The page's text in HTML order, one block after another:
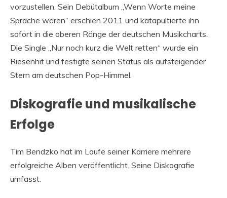
vorzustellen. Sein Debütalbum „Wenn Worte meine
Sprache wären“ erschien 2011 und katapultierte ihn
sofort in die oberen Ränge der deutschen Musikcharts.
Die Single „Nur noch kurz die Welt retten“ wurde ein
Riesenhit und festigte seinen Status als aufsteigender
Stern am deutschen Pop-Himmel.
Diskografie und musikalische
Erfolge
Tim Bendzko hat im Laufe seiner Karriere mehrere
erfolgreiche Alben veröffentlicht. Seine Diskografie
umfasst: